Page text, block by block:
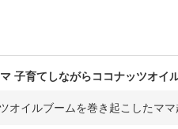
子育てしながらココナッツオイ
オイルブームを巻き起こしたマ